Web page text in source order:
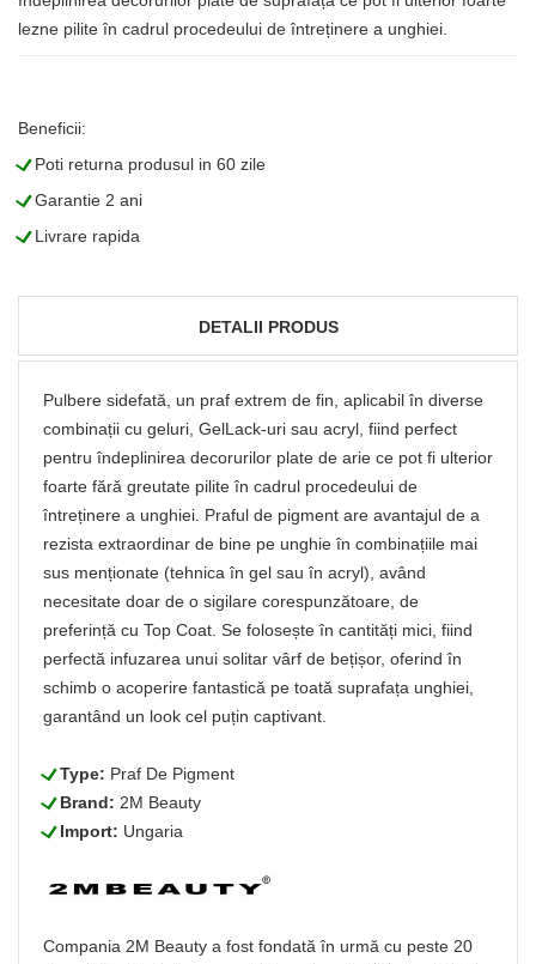
lezne pilite în cadrul procedeului de întreținere a unghiei.
Beneficii:
LPoti returna produsul in 60 zile
LGarantie 2 ani
LLivrare rapida
DETALII PRODUS
Pulbere sidefată, un praf extrem de fin, aplicabil în diverse
combinații cu geluri, GelLack-uri sau acryl, fiind perfect
pentru îndeplinirea decorurilor plate de arie ce pot fi ulterior
foarte fără greutate pilite în cadrul procedeului de
întreținere a unghiei. Praful de pigment are avantajul de a
rezista extraordinar de bine pe unghie în combinațiile mai
sus menționate (tehnica în gel sau în acryl), având
necesitate doar de o sigilare corespunzătoare, de
preferință cu Top Coat. Se folosește în cantități mici, fiind
perfectă infuzarea unui solitar vârf de bețișor, oferind în
schimb o acoperire fantastică pe toată suprafața unghiei,
garantând un look cel puțin captivant.
LType: Praf De Pigment
LBrand: 2M Beauty
LImport: Ungaria
Compania 2M Beauty a fost fondată în urmă cu peste 20